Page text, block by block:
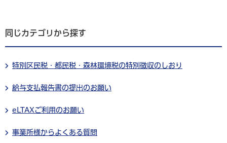
同じカテゴリから探す
特別区民税・都民税・森林環境税の特別徴収のしおり
給与支払報告書の提出のお願い
eLTAXご利用のお願い
事業所様からよくある質問